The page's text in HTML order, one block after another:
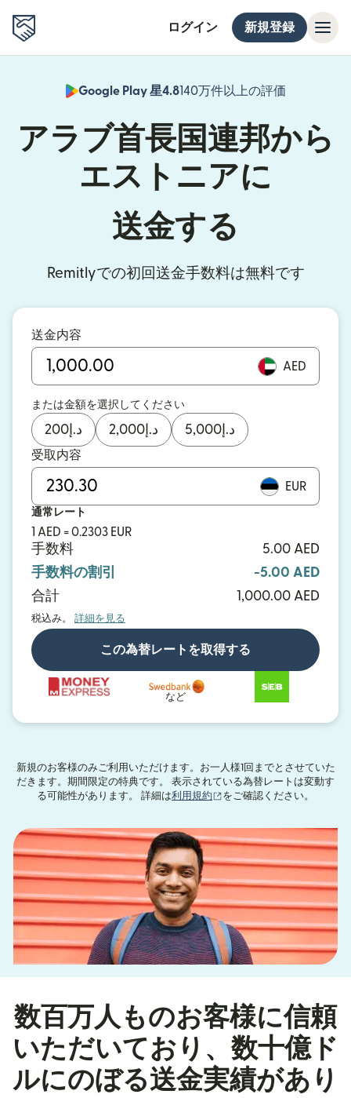
ログイン 新規登録
Google Play 星4.8140万件以上の評価
（別ウィン
アラブ首長国連邦から
エストニアに
送金する
Remitlyでの初回送金手数料は無料です
送金内容
AED
または金額を選択してください
د.إ 200 د.إ 2,000 د.إ 5,000
受取内容
EUR
通常レート
1 AED = 0.2303 EUR
手数料
5.00 AED
手数料の割引
-5.00 AED
合計
1,000.00 AED
税込み。 詳細を見る
この為替レートを取得する
など
新規のお客様のみご利用いただけます。お一人様1回までとさせていた
だきます。期間限定の特典です。 表示されている為替レートは変動す
る可能性があります。 詳細は利用規約 （別ウィンドウで開きます
をご確認ください。
数百万人ものお客様に信頼
いただいており、数十億ド
ルにのぼる送金実績があり